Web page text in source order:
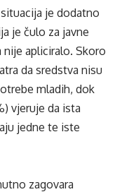
je dodatno
je čulo za javne
nije apliciralo. Skoro
da sredstva nisu
mladih, dok
vjeruje da ista
jedne te iste
zagovara